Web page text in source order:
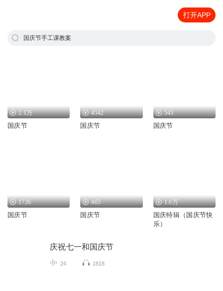
打开APP
国庆节手工课教案
2.1万
国庆节
4542
国庆节
543
国庆节
1726
国庆节
465
国庆节
1.6万
国庆特辑（国庆节快
乐）
庆祝七一和国庆节
24 1818